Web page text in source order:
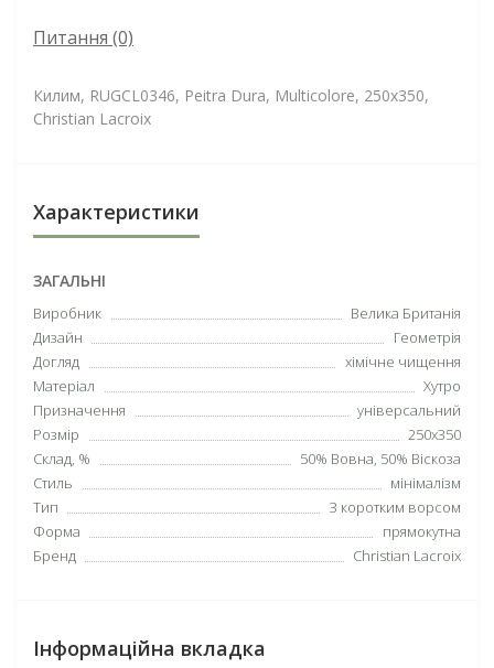
Питання (0)
Килим, RUGCL0346, Peitra Dura, Multicolore, 250х350,
Christian Lacroix
Характеристики
ЗАГАЛЬНІ
Виробник
Велика Британія
Дизайн
Геометрія
Догляд
хімічне чищення
Матеріал
Хутро
Призначення
універсальний
Розмір
250х350
Склад, %
50% Вовна, 50% Віскоза
Стиль
мінімалізм
Тип
З коротким ворсом
Форма
прямокутна
Бренд
Christian Lacroix
Інформаційна вкладка